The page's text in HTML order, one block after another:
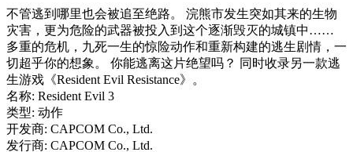
不管逃到哪里也会被追至绝路。 浣熊市发生突如其来的生物
灾害，更为危险的武器被投入到这个逐渐毁灭的城镇中……
多重的危机，九死一生的惊险动作和重新构建的逃生剧情，一
切超乎你的想象。 你能逃离这片绝望吗？ 同时收录另一款逃
生游戏《Resident Evil Resistance》。
名称: Resident Evil 3
类型: 动作
开发商: CAPCOM Co., Ltd.
发行商: CAPCOM Co., Ltd.